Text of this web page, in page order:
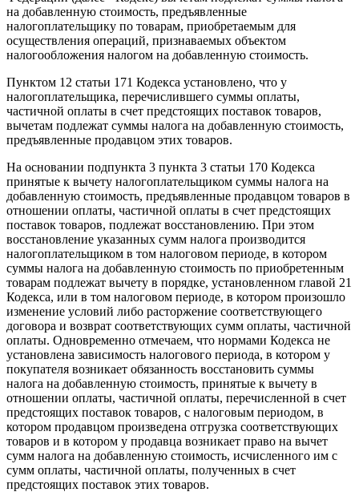
на добавленную стоимость, предъявленные
налогоплательщику по товарам, приобретаемым для
осуществления операций, признаваемых объектом
налогообложения налогом на добавленную стоимость.
Пунктом 12 статьи 171 Кодекса установлено, что у
налогоплательщика, перечислившего суммы оплаты,
частичной оплаты в счет предстоящих поставок товаров,
вычетам подлежат суммы налога на добавленную стоимость,
предъявленные продавцом этих товаров.
На основании подпункта 3 пункта 3 статьи 170 Кодекса
принятые к вычету налогоплательщиком суммы налога на
добавленную стоимость, предъявленные продавцом товаров в
отношении оплаты, частичной оплаты в счет предстоящих
поставок товаров, подлежат восстановлению. При этом
восстановление указанных сумм налога производится
налогоплательщиком в том налоговом периоде, в котором
суммы налога на добавленную стоимость по приобретенным
товарам подлежат вычету в порядке, установленном главой 21
Кодекса, или в том налоговом периоде, в котором произошло
изменение условий либо расторжение соответствующего
договора и возврат соответствующих сумм оплаты, частичной
оплаты. Одновременно отмечаем, что нормами Кодекса не
установлена зависимость налогового периода, в котором у
покупателя возникает обязанность восстановить суммы
налога на добавленную стоимость, принятые к вычету в
отношении оплаты, частичной оплаты, перечисленной в счет
предстоящих поставок товаров, с налоговым периодом, в
котором продавцом произведена отгрузка соответствующих
товаров и в котором у продавца возникает право на вычет
сумм налога на добавленную стоимость, исчисленного им с
сумм оплаты, частичной оплаты, полученных в счет
предстоящих поставок этих товаров.